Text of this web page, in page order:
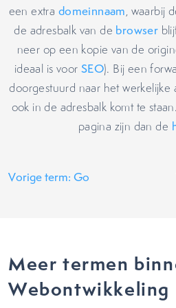
een extra domeinnaam, waarbij
de adresbalk van de browser
neer op een kopie van de
ideaal is voor SEO). Bij een
doorgestuurd naar het werkelijke
ook in de adresbalk komt te
pagina zijn dan de
Vorige term: Go
Meer termen
Webontwikkeling